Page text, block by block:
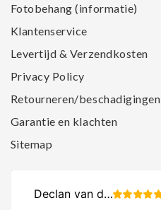
Fotobehang (informatie)
Klantenservice
Levertijd & Verzendkosten
Privacy Policy
Retourneren/beschadigingen
Garantie en klachten
Sitemap